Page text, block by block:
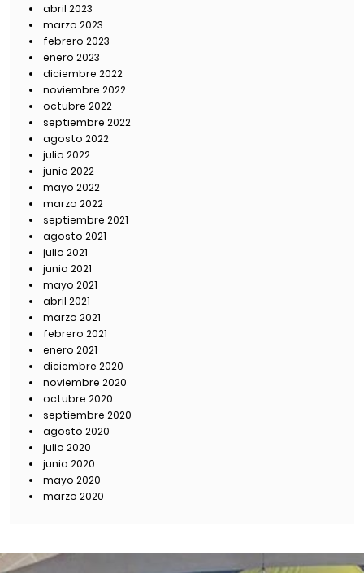
abril 2023
marzo 2023
febrero 2023
enero 2023
diciembre 2022
noviembre 2022
octubre 2022
septiembre 2022
agosto 2022
julio 2022
junio 2022
mayo 2022
marzo 2022
septiembre 2021
agosto 2021
julio 2021
junio 2021
mayo 2021
abril 2021
marzo 2021
febrero 2021
enero 2021
diciembre 2020
noviembre 2020
octubre 2020
septiembre 2020
agosto 2020
julio 2020
junio 2020
mayo 2020
marzo 2020